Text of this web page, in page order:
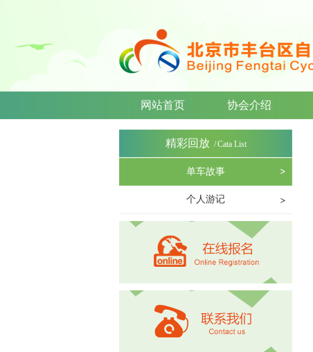
网站首页 协会介绍
精彩回放 /Cata List
单车故事
个人游记